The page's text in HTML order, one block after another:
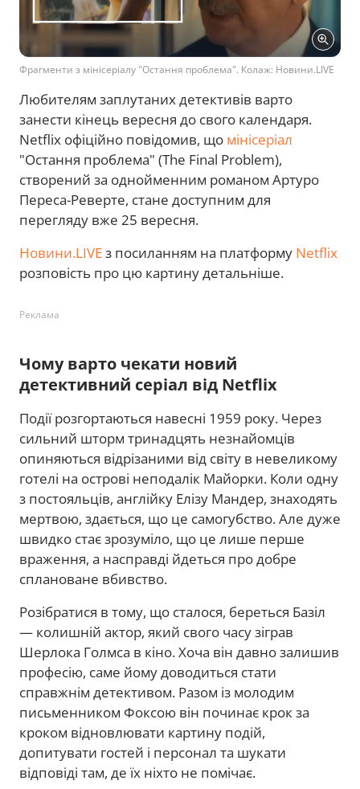
Фрагменти з мінісеріалу "Остання проблема". Колаж: Новини.LIVE
Любителям заплутаних детективів варто
занести кінець вересня до свого календаря.
Netflix офіційно повідомив, що мінісеріал
"Остання проблема" (The Final Problem),
створений за однойменним романом Артуро
Переса-Реверте, стане доступним для
перегляду вже 25 вересня.
Новини.LIVEз посиланням на платформу Netflix
розповість про цю картину детальніше.
Реклама
Чому варто чекати новий
детективний серіал від Netflix
Події розгортаються навесні 1959 року. Через
сильний шторм тринадцять незнайомців
опиняються відрізаними від світу в невеликому
готелі на острові неподалік Майорки. Коли одну
з постояльців, англійку Елізу Мандер, знаходять
мертвою, здається, що це самогубство. Але дуже
швидко стає зрозуміло, що це лише перше
враження, а насправді йдеться про добре
сплановане вбивство.
Розібратися в тому, що сталося, береться Базіл
— колишній актор, який свого часу зіграв
Шерлока Голмса в кіно. Хоча він давно залишив
професію, саме йому доводиться стати
справжнім детективом. Разом із молодим
письменником Фоксою він починає крок за
кроком відновлювати картину подій,
допитувати гостей і персонал та шукати
відповіді там, де їх ніхто не помічає.